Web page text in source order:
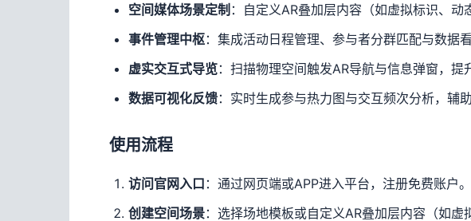
空间媒体场景定制 ：自定义AR叠加层内容（如虚拟标识、动
事件管理中枢 ：集成活动日程管理、参与者分群匹配与数据
虚实交互式导览：扫描物理空间触发AR导航与信息弹窗，提
数据可视化反馈：实时生成参与热力图与交互频次分析，辅
使用流程
访问官网入口 ：通过网页端或APP进入平台，注册免费账户。
创建空间场景：选择场地模板或自定义AR叠加层内容（如虚